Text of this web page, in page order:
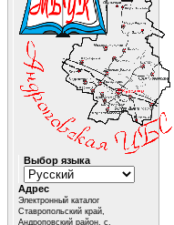
Выбор языка
Адрес
Электронный каталог
Ставропольский край,
Андроповский район, с.